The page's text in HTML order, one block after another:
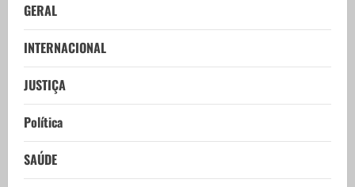
GERAL
INTERNACIONAL
JUSTIÇA
Política
SAÚDE